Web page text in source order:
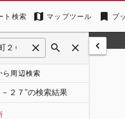
ト検索 map マップツール bookmark ブ
clear search close
ら周辺検索
２７"の検索結果
keyboard_arrow_left